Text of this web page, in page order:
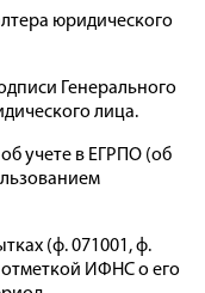
юридического
Генерального
лица.
учете в ЕГРПО (об
(ф. 071001, ф.
отметкой ИФНС о его